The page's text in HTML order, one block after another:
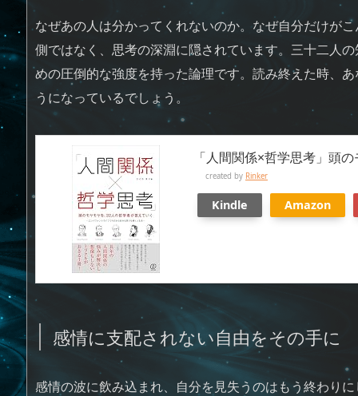
なぜあの人は分かってくれないのか。なぜ自分だけが
側ではなく、思考の深淵に隠されています。三十二人
めの圧倒的な強度を持った論理です。読み終えた時、
うになっているでしょう。
「人間関係×哲学思考」頭
created by Rinker
Kindle Amazon
感情に支配されない自由をその手に
感情の波に飲み込まれ、自分を見失うのはもう終わり